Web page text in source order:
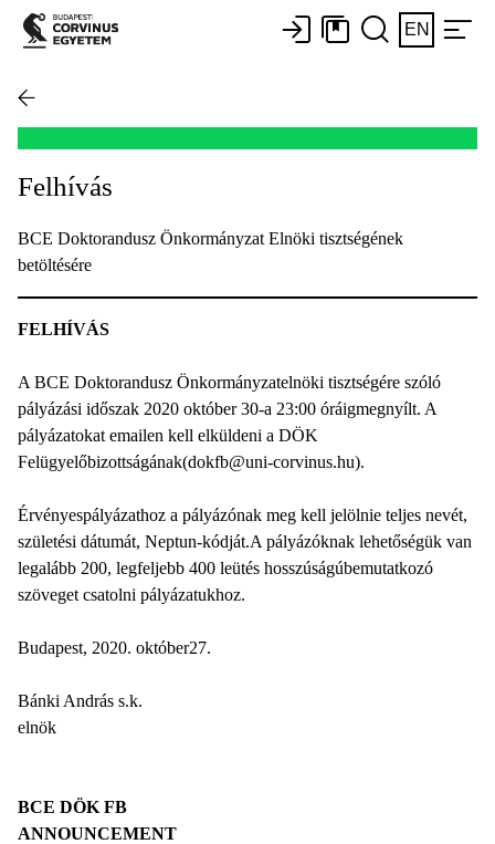
EN
Felhívás
BCE Doktorandusz Önkormányzat Elnöki tisztségének
betöltésére
FELHÍVÁS
A BCE Doktorandusz Önkormányzatelnöki tisztségére szóló
pályázási időszak 2020 október 30-a 23:00 óráigmegnyílt. A
pályázatokat emailen kell elküldeni a DÖK
Felügyelőbizottságának(dokfb@uni-corvinus.hu).
Érvényespályázathoz a pályázónak meg kell jelölnie teljes nevét,
születési dátumát, Neptun-kódját.A pályázóknak lehetőségük van
legalább 200, legfeljebb 400 leütés hosszúságúbemutatkozó
szöveget csatolni pályázatukhoz.
Budapest, 2020. október27.
Bánki András s.k.
elnök
BCE DÖK FB
ANNOUNCEMENT